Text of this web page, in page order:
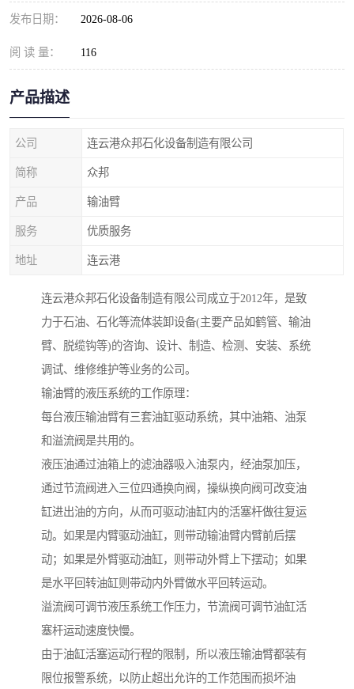
发布日期： 2026-08-06
阅 读 量： 116
产品描述
公司 连云港众邦石化设备制造有限公司
简称 众邦
产品 输油臂
服务 优质服务
地址 连云港
连云港众邦石化设备制造有限公司成立于2012年，是致
力于石油、石化等流体装卸设备(主要产品如鹤管、输油
臂、脱缆钩等)的咨询、设计、制造、检测、安装、系统
调试、维修维护等业务的公司。
输油臂的液压系统的工作原理：
每台液压输油臂有三套油缸驱动系统，其中油箱、油泵
和溢流阀是共用的。
液压油通过油箱上的滤油器吸入油泵内，经油泵加压，
通过节流阀进入三位四通换向阀，操纵换向阀可改变油
缸进出油的方向，从而可驱动油缸内的活塞杆做往复运
动。如果是内臂驱动油缸，则带动输油臂内臂前后摆
动；如果是外臂驱动油缸，则带动外臂上下摆动；如果
是水平回转油缸则带动内外臂做水平回转运动。
溢流阀可调节液压系统工作压力，节流阀可调节油缸活
塞杆运动速度快慢。
由于油缸活塞运动行程的限制，所以液压输油臂都装有
限位报警系统，以防止超出允许的工作范围而损坏油